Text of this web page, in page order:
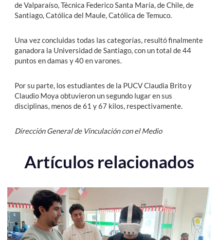
de Valparaíso, Técnica Federico Santa María, de Chile, de
Santiago, Católica del Maule, Católica de Temuco.
Una vez concluidas todas las categorías, resultó finalmente
ganadora la Universidad de Santiago, con un total de 44
puntos en damas y 40 en varones.
Por su parte, los estudiantes de la PUCV Claudia Brito y
Claudio Moya obtuvieron un segundo lugar en sus
disciplinas, menos de 61 y 67 kilos, respectivamente.
Dirección General de Vinculación con el Medio
Artículos relacionados